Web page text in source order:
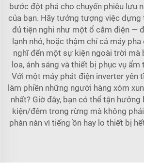
bước đột phá cho chuyến phiêu lưu
của bạn. Hãy tưởng tượng việc dựng
đủ tiện nghi như một ổ cắm điện —
lạnh nhỏ, hoặc thậm chí cả máy
nghĩ đến một sự kiện ngoài trời mà
loa, ánh sáng và thiết bị phục vụ
Với một máy phát điện inverter yên
làm phiền những người hàng xóm
nhất? Giờ đây, bạn có thể tận
kiện/đêm trong rừng mà không
phàn nàn vì tiếng ồn hay lo thiết bị